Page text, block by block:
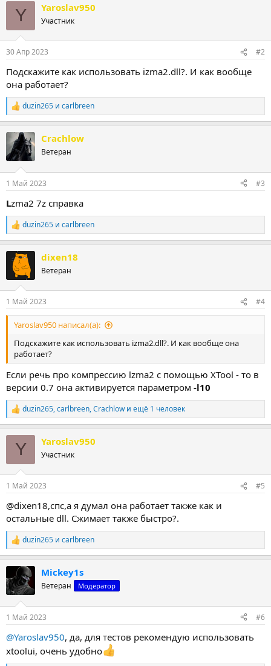
Y Yaroslav950
Участник
30 Апр 2023 #2
Подскажите как использовать izma2.dll?. И как вообще
она работает?
Р
е
к
ц
и
duzin265 и carlbreen
Crachlow
Ветеран
1 Май 2023 #3
Lzma2 7z справка
Р
е
к
ц
и
duzin265 и carlbreen
dixen18
Ветеран
1 Май 2023 #4
Yaroslav950 написал(а):
Подскажите как использовать izma2.dll?. И как вообще она
работает?
Если речь про компрессию lzma2 с помощью XTool - то в
версии 0.7 она активируется параметром -l10
Р
е
duzin265,carlbreen,Crachlowи ещё 1 человек
Y Yaroslav950
Участник
1 Май 2023 #5
@dixen18,спс,а я думал она работает также как и
остальные dll. Сжимает также быстро?.
Р
е
ц
и
duzin265 и carlbreen
Mickey1s
Ветеран Модератор
1 Май 2023 #6
@Yaroslav950, да, для тестов рекомендую использовать
xtoolui, очень удобно